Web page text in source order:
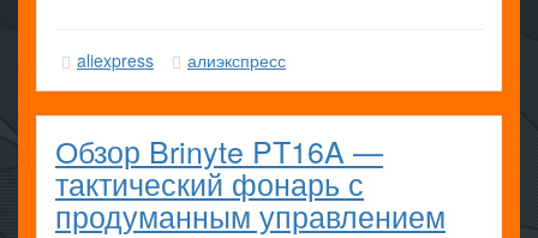
aliexpress алиэкспресс
Обзор Brinyte PT16A —
тактический фонарь с
продуманным управлением